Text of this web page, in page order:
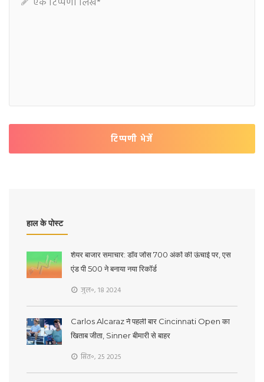
टिप्पणी भेजें
हाल के पोस्ट
शेयर बाजार समाचार: डॉव जोंस 700 अंकों की ऊंचाई पर, एस
एंड पी 500 ने बनाया नया रिकॉर्ड
जुल॰, 18 2024
Carlos Alcaraz ने पहली बार Cincinnati Open का
खिताब जीता, Sinner बीमारी से बाहर
सित॰, 25 2025